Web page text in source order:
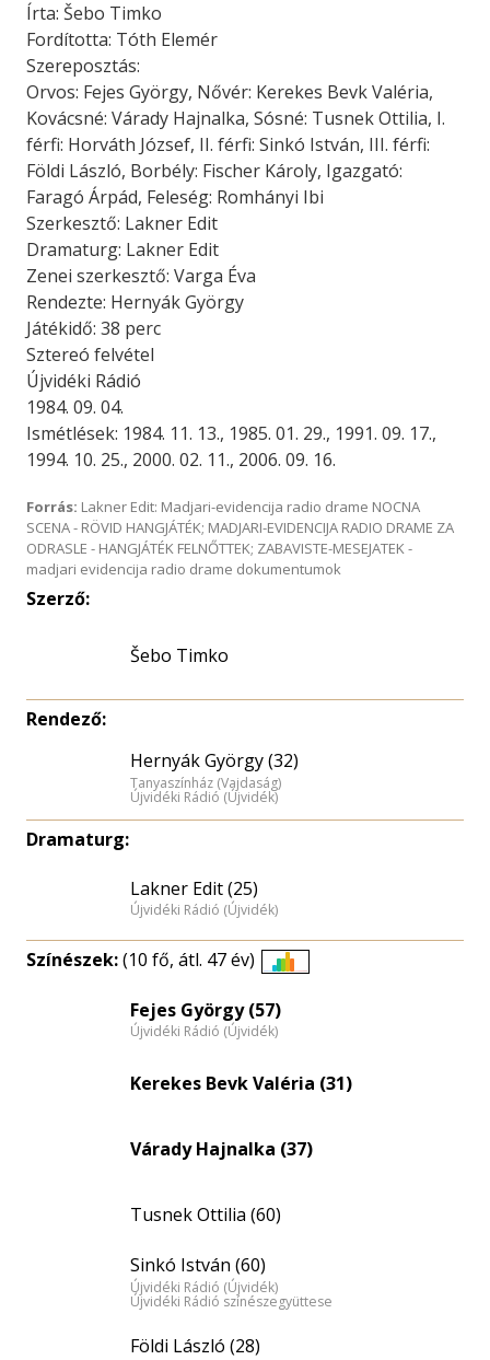
Írta: Šebo Timko
Fordította: Tóth Elemér
Szereposztás:
Orvos: Fejes György, Nővér: Kerekes Bevk Valéria,
Kovácsné: Várady Hajnalka, Sósné: Tusnek Ottilia, I.
férfi: Horváth József, II. férfi: Sinkó István, III. férfi:
Földi László, Borbély: Fischer Károly, Igazgató:
Faragó Árpád, Feleség: Romhányi Ibi
Szerkesztő: Lakner Edit
Dramaturg: Lakner Edit
Zenei szerkesztő: Varga Éva
Rendezte: Hernyák György
Játékidő: 38 perc
Sztereó felvétel
Újvidéki Rádió
1984. 09. 04.
Ismétlések: 1984. 11. 13., 1985. 01. 29., 1991. 09. 17.,
1994. 10. 25., 2000. 02. 11., 2006. 09. 16.
Forrás: Lakner Edit: Madjari-evidencija radio drame NOCNA
SCENA - RÖVID HANGJÁTÉK; MADJARI-EVIDENCIJA RADIO DRAME ZA
ODRASLE - HANGJÁTÉK FELNŐTTEK; ZABAVISTE-MESEJATEK -
madjari evidencija radio drame dokumentumok
Szerző:
Šebo Timko
Rendező:
Hernyák György (32)
Tanyaszínház (Vajdaság)
Újvidéki Rádió (Újvidék)
Dramaturg:
Lakner Edit (25)
Újvidéki Rádió (Újvidék)
Színészek:(10 fő, átl. 47 év)
Fejes György (57)
Újvidéki Rádió (Újvidék)
Kerekes Bevk Valéria (31)
Várady Hajnalka (37)
Tusnek Ottilia (60)
Sinkó István (60)
Újvidéki Rádió (Újvidék)
Újvidéki Rádió színészegyüttese
Földi László (28)